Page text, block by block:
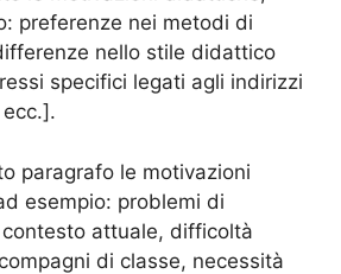
preferenze nei metodi di
nello stile didattico
specifici legati agli indirizzi
paragrafo le motivazioni
esempio: problemi di
attuale, difficoltà
di classe, necessità